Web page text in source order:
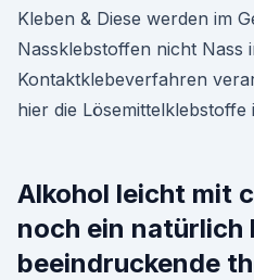
Kleben & Diese werden im
Nassklebstoffen nicht Nass
Kontaktklebeverfahren
hier die
Alkohol leicht mit
noch ein natürlich
beeindruckende